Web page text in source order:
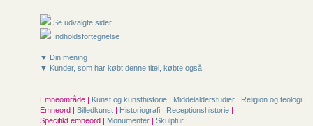
Se udvalgte sider
Indholdsfortegnelse
▼ Din mening
▼ Kunder, som har købt denne titel, købte også
Emneområde | Kunst og kunsthistorie | Middelalderstudier | Religion og teologi |
Emneord | Billedkunst | Historiografi | Receptionshistorie |
Specifikt emneord | Monumenter | Skulptur |